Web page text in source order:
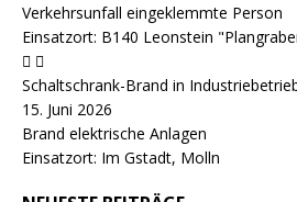
Verkehrsunfall eingeklemmte Person
Einsatzort: B140 Leonstein
Schaltschrank-Brand in
15. Juni 2026
Brand elektrische Anlagen
Einsatzort: Im Gstadt, Molln